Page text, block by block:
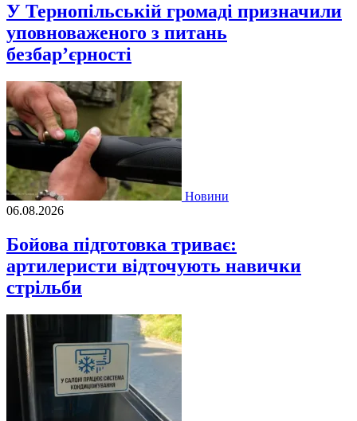
У Тернопільській громаді призначили
уповноваженого з питань
безбар’єрності
Новини
06.08.2026
Бойова підготовка триває:
артилеристи відточують навички
стрільби